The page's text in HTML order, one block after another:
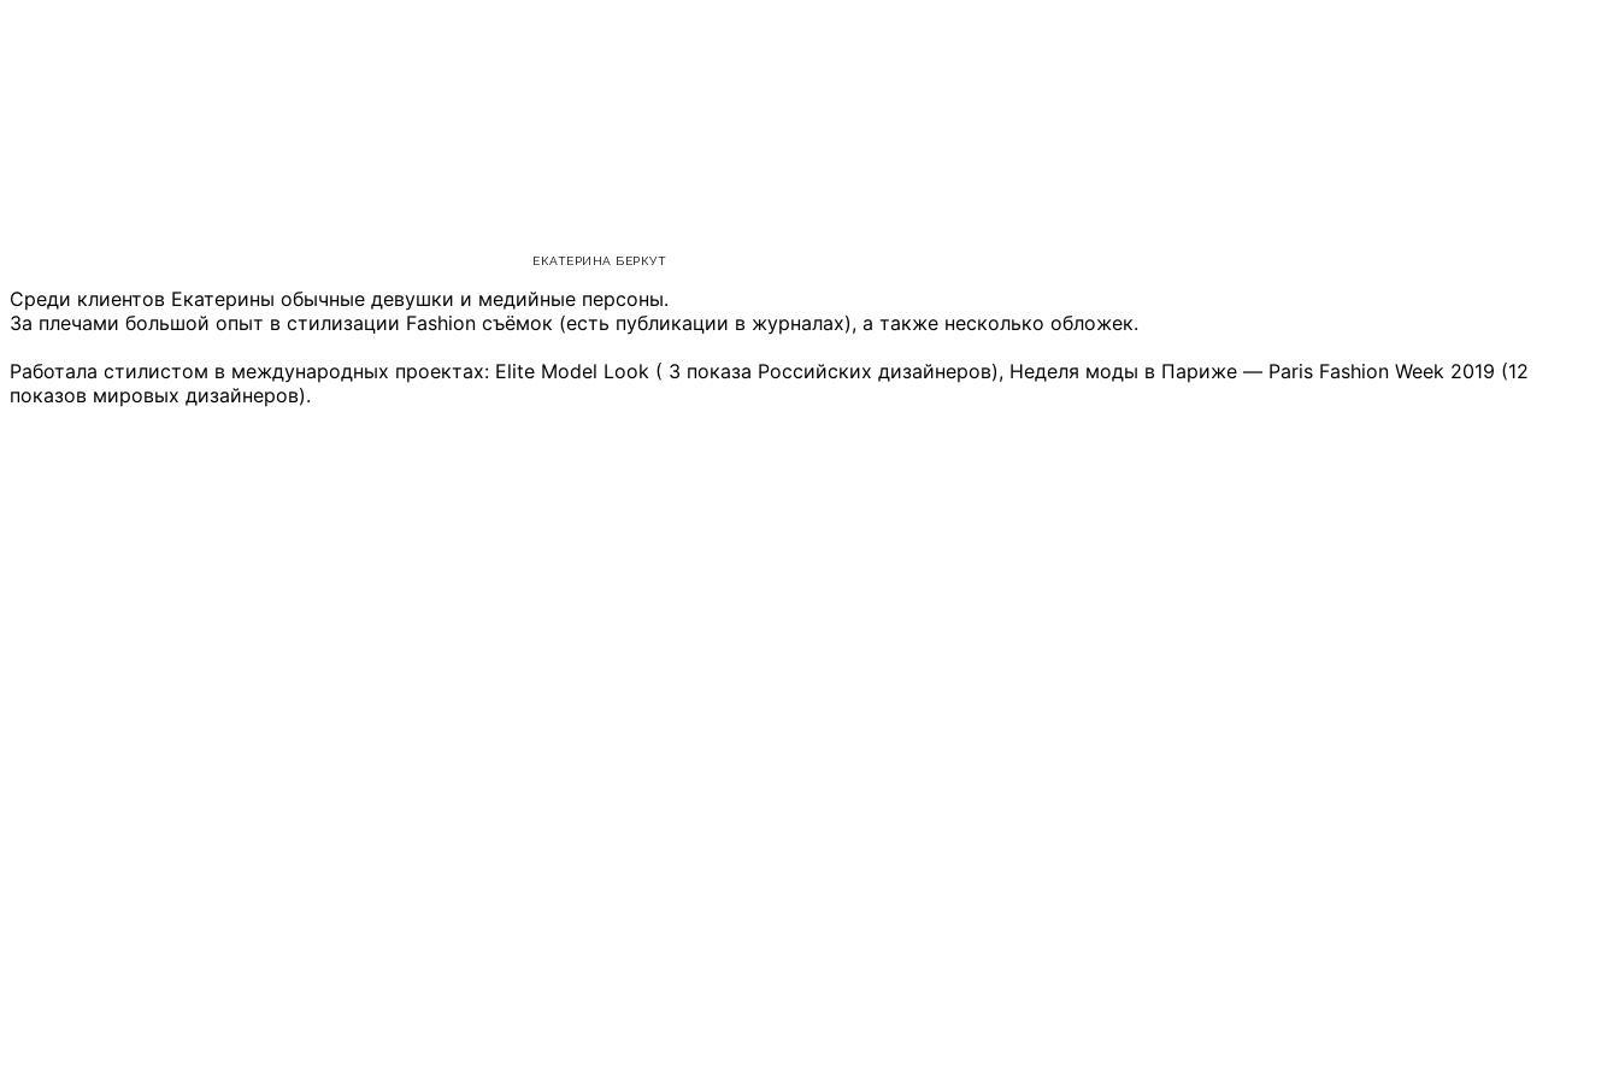
ЕКАТЕРИНА БЕРКУТ
Среди клиентов Екатерины обычные девушки и медийные персоны.
За плечами большой опыт в стилизации Fashion съёмок (есть публикации в журналах), а также несколько обложек.
Работала стилистом в международных проектах: Elite Model Look ( 3 показа Российских дизайнеров), Неделя моды в Париже — Paris Fashion Week 2019 (12
показов мировых дизайнеров).